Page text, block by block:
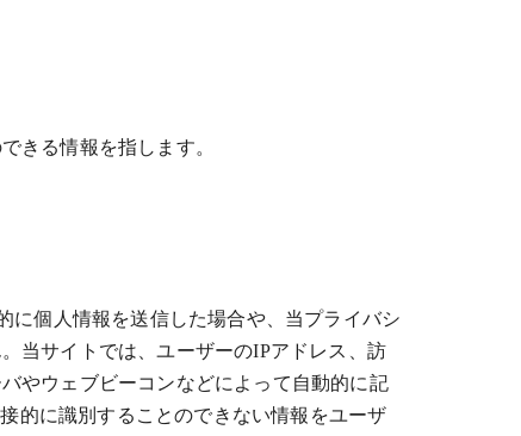
きる情報を指します。
に個人情報を送信した場合や、当プライバシ
当サイトでは、ユーザーのIPアドレス、訪
やウェブビーコンなどによって自動的に記
的に識別することのできない情報をユーザ